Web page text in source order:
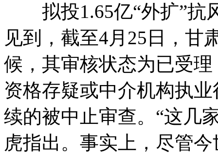
拟投1.65亿“外扩”抗
见到，截至4月25日，甘
候，其审核状态为已受
资格存疑或中介机构执
续的被中止审查。“这几
虎指出。事实上，尽管